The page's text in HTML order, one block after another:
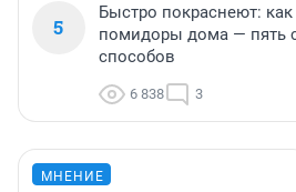
5
Быстро покраснеют:
помидоры дома — пять
способов
6 838 3
МНЕНИЕ